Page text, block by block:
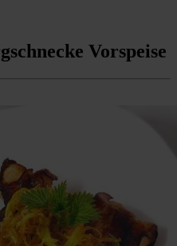
Vorspeise